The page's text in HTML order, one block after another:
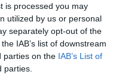
is processed you may
utilized by us or personal
separately opt-out of the
IAB’s list of downstream
parties on the IAB’s List of
parties.